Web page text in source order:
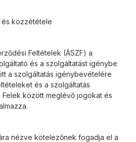
közzététele
Feltételek (ÁSZF) a
és a szolgáltatást igénybe
a szolgáltatás igénybevételére
és a szolgáltatás
között meglévő jogokat és
nézve kötelezőnek fogadja el a